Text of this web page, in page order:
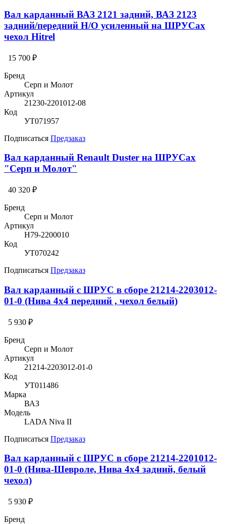
Вал карданный ВАЗ 2121 задний, ВАЗ 2123
задний/передний Н/О усиленный на ШРУСах
чехол Hitrel
15 700 ₽
Бренд
Серп и Молот
Артикул
21230-2201012-08
Код
УТ071957
Подписаться Предзаказ
Вал карданный Renault Duster на ШРУСах
"Серп и Молот"
40 320 ₽
Бренд
Серп и Молот
Артикул
H79-2200010
Код
УТ070242
Подписаться Предзаказ
Вал карданный с ШРУС в сборе 21214-2203012-
01-0 (Нива 4х4 передний , чехол белый)
5 930 ₽
Бренд
Серп и Молот
Артикул
21214-2203012-01-0
Код
УТ011486
Марка
ВАЗ
Модель
LADA Niva II
Подписаться Предзаказ
Вал карданный с ШРУС в сборе 21214-2201012-
01-0 (Нива-Шевроле, Нива 4х4 задний, белый
чехол)
5 930 ₽
Бренд